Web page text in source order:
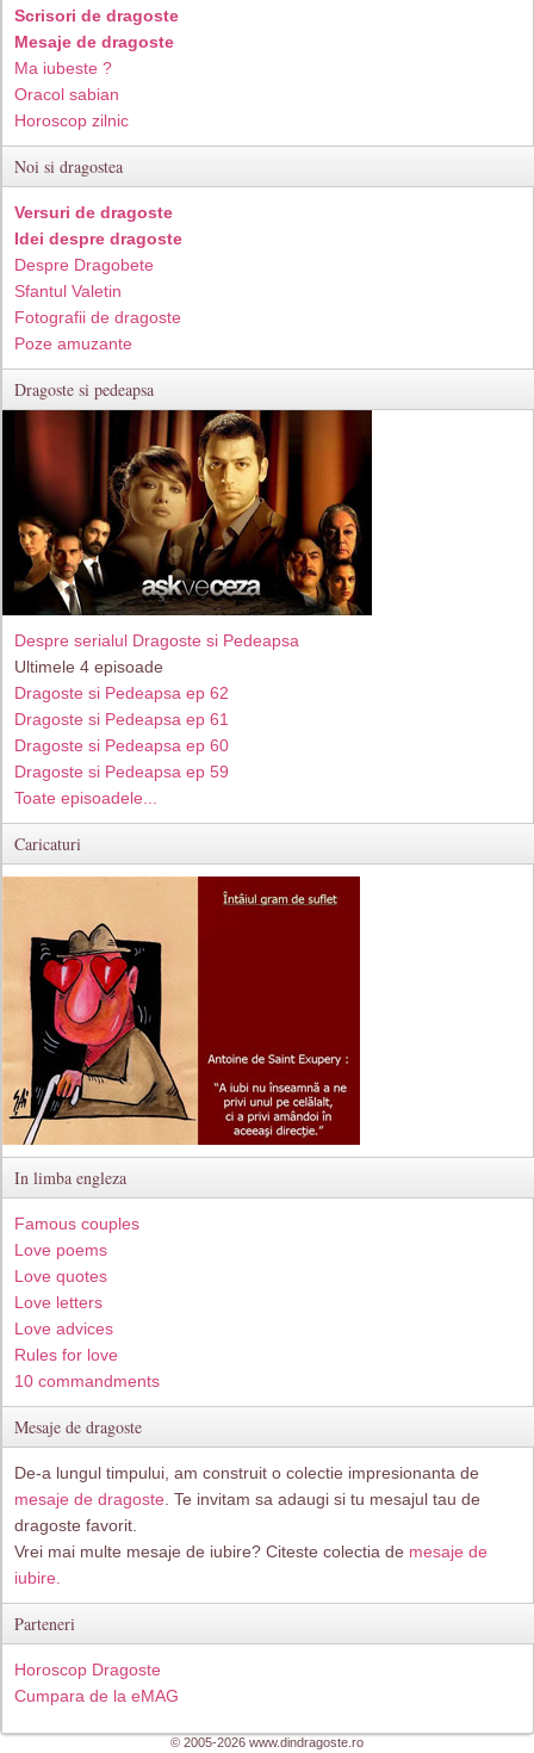
Scrisori de dragoste
Mesaje de dragoste
Ma iubeste ?
Oracol sabian
Horoscop zilnic
Noi si dragostea
Versuri de dragoste
Idei despre dragoste
Despre Dragobete
Sfantul Valetin
Fotografii de dragoste
Poze amuzante
Dragoste si pedeapsa
Despre serialul Dragoste si Pedeapsa
Ultimele 4 episoade
Dragoste si Pedeapsa ep 62
Dragoste si Pedeapsa ep 61
Dragoste si Pedeapsa ep 60
Dragoste si Pedeapsa ep 59
Toate episoadele...
Caricaturi
In limba engleza
Famous couples
Love poems
Love quotes
Love letters
Love advices
Rules for love
10 commandments
Mesaje de dragoste
De-a lungul timpului, am construit o colectie impresionanta de
mesaje de dragoste . Te invitam sa adaugi si tu mesajul tau de
dragoste favorit.
Vrei mai multe mesaje de iubire? Citeste colectia de mesaje de
iubire.
Parteneri
Horoscop Dragoste
Cumpara de la eMAG
© 2005-2026 www.dindragoste.ro